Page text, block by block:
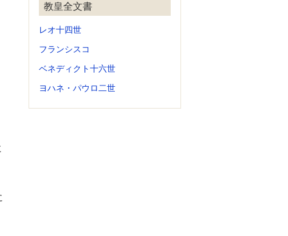
教皇全文書
レオ十四世
フランシスコ
ベネディクト十六世
ヨハネ・パウロ二世